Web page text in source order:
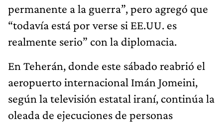
permanente a la guerra”, pero agregó que
“todavía está por verse si EE.UU. es
realmente serio” con la diplomacia.
En Teherán, donde este sábado reabrió el
aeropuerto internacional Imán Jomeini,
según la televisión estatal iraní, continúa la
oleada de ejecuciones de personas